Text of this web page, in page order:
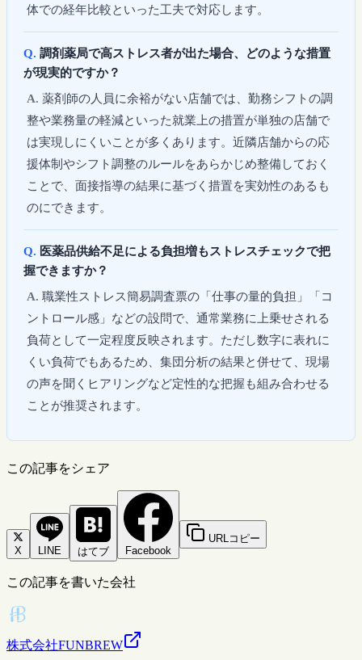
体での経年比較といった工夫で対応します。
調剤薬局で高ストレス者が出た場合、どのような措置
が現実的ですか？
薬剤師の人員に余裕がない店舗では、勤務シフトの調
整や業務量の軽減といった就業上の措置が単独の店舗で
は実現しにくいことが多くあります。近隣店舗からの応
援体制やシフト調整のルールをあらかじめ整備しておく
ことで、面接指導の結果に基づく措置を実効性のあるも
のにできます。
医薬品供給不足による負担増もストレスチェックで把
握できますか？
職業性ストレス簡易調査票の「仕事の量的負担」「コ
ントロール感」などの設問で、通常業務に上乗せされる
負荷として一定程度反映されます。ただし数字に表れに
くい負荷でもあるため、集団分析の結果と併せて、現場
の声を聞くヒアリングなど定性的な把握も組み合わせる
ことが推奨されます。
この記事をシェア
X LINE はてブ Facebook
URLコピー
この記事を書いた会社
株式会社FUNBREW